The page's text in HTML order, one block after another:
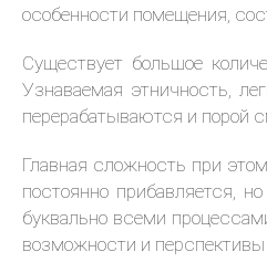
особенности помещения,
Существует большое
Узнаваемая этничность,
перерабатываются и порой
Главная сложность при
постоянно прибавляется,
буквально всеми
возможности и